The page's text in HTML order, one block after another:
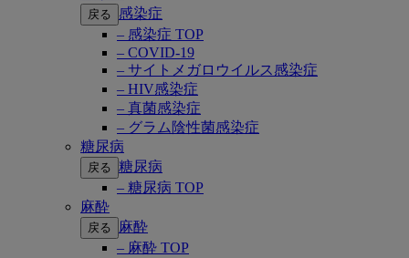
戻る
感染症
– 感染症 TOP
– COVID-19
– サイトメガロウイルス感染症
– HIV感染症
– 真菌感染症
– グラム陰性菌感染症
糖尿病
戻る 糖尿病
– 糖尿病 TOP
麻酔
戻る
麻酔
– 麻酔 TOP